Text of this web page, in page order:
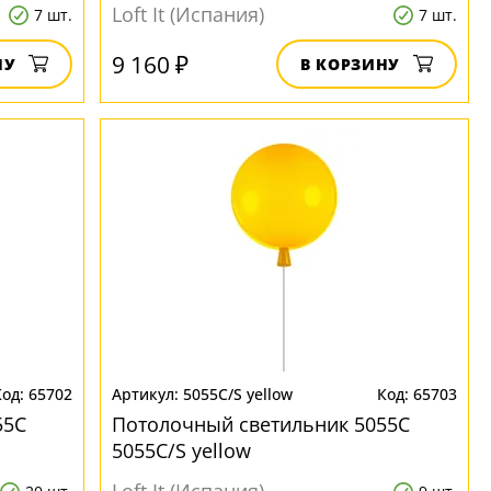
7 шт. Loft It (Испания) 7 шт.
9 160 ₽ В КОРЗИНУ
65702 5055C/S yellow 65703
Потолочный светильник 5055C
5055C/S yellow